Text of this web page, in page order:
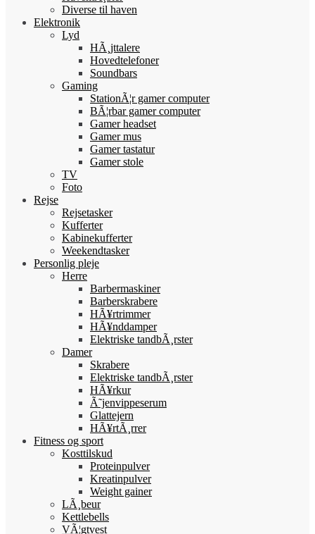
Diverse til haven
Elektronik
Lyd
HÃ¸jttalere
Hovedtelefoner
Soundbars
Gaming
StationÃ¦r gamer computer
BÃ¦rbar gamer computer
Gamer headset
Gamer mus
Gamer tastatur
Gamer stole
TV
Foto
Rejse
Rejsetasker
Kufferter
Kabinekufferter
Weekendtasker
Personlig pleje
Herre
Barbermaskiner
Barberskrabere
HÃ¥rtrimmer
HÃ¥nddamper
Elektriske tandbÃ¸rster
Damer
Skrabere
Elektriske tandbÃ¸rster
HÃ¥rkur
Ã˜jenvippeserum
Glattejern
HÃ¥rtÃ¸rrer
Fitness og sport
Kosttilskud
Proteinpulver
Kreatinpulver
Weight gainer
LÃ¸beur
Kettlebells
VÃ¦gtvest